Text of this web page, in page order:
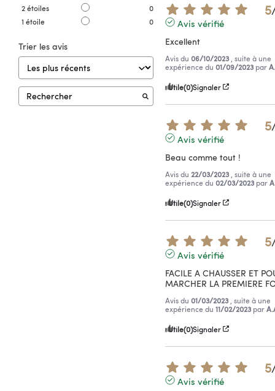
2étoiles
0
1 étoile 0
Trier les avis
5
Avis vérifié
Excellent
Avis du 06/10/2023 , suite à une
expérience du 01/09/2023 par
Utile(0)Signaler
5
Avis vérifié
Beau comme tout !
Avis du 22/03/2023 , suite à une
expérience du 02/03/2023 par
Utile(0)Signaler
5
Avis vérifié
FACILE A CHAUSSER ET
MARCHER LA PREMIERE
Avis du 01/03/2023 , suite à une
expérience du 11/02/2023 par
Utile(0)Signaler
5
Avis vérifié